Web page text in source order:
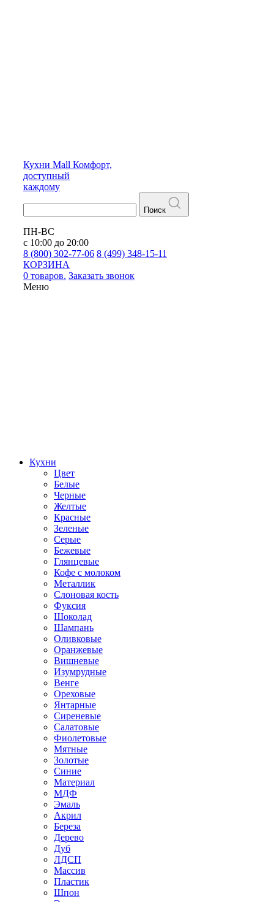
Кухни Mall Комфорт,
доступный
каждому
Поиск
ПН-ВС
с 10:00 до 20:00
8 (800) 302-77-06 8 (499) 348-15-11
КОРЗИНА
0 товаров. Заказать звонок
Меню
Кухни
Цвет
Белые
Черные
Желтые
Красные
Зеленые
Серые
Бежевые
Глянцевые
Кофе с молоком
Металлик
Слоновая кость
Фуксия
Шоколад
Шампань
Оливковые
Оранжевые
Вишневые
Изумрудные
Венге
Ореховые
Янтарные
Сиреневые
Салатовые
Фиолетовые
Мятные
Золотые
Синие
Материал
МДФ
Эмаль
Акрил
Береза
Дерево
Дуб
ЛДСП
Массив
Пластик
Шпон